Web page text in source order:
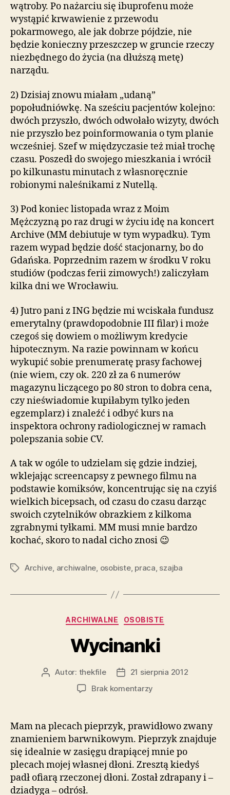
wątroby. Po nażarciu się ibuprofenu może
wystąpić krwawienie z przewodu
pokarmowego, ale jak dobrze pójdzie, nie
będzie konieczny przeszczep w gruncie rzeczy
niezbędnego do życia (na dłuższą metę)
narządu.
2) Dzisiaj znowu miałam „udaną”
popołudniówkę. Na sześciu pacjentów kolejno:
dwóch przyszło, dwóch odwołało wizyty, dwóch
nie przyszło bez poinformowania o tym planie
wcześniej. Szef w międzyczasie też miał trochę
czasu. Poszedł do swojego mieszkania i wrócił
po kilkunastu minutach z własnoręcznie
robionymi naleśnikami z Nutellą.
3) Pod koniec listopada wraz z Moim
Mężczyzną po raz drugi w życiu idę na koncert
Archive (MM debiutuje w tym wypadku). Tym
razem wypad będzie dość stacjonarny, bo do
Gdańska. Poprzednim razem w środku V roku
studiów (podczas ferii zimowych!) zaliczyłam
kilka dni we Wrocławiu.
4) Jutro pani z ING będzie mi wciskała fundusz
emerytalny (prawdopodobnie III filar) i może
czegoś się dowiem o możliwym kredycie
hipotecznym. Na razie powinnam w końcu
wykupić sobie prenumeratę prasy fachowej
(nie wiem, czy ok. 220 zł za 6 numerów
magazynu liczącego po 80 stron to dobra cena,
czy nieświadomie kupiłabym tylko jeden
egzemplarz) i znaleźć i odbyć kurs na
inspektora ochrony radiologicznej w ramach
polepszania sobie CV.
A tak w ogóle to udzielam się gdzie indziej,
wklejając screencapsy z pewnego filmu na
podstawie komiksów, koncentrując się na czyiś
wielkich bicepsach, od czasu do czasu darząc
swoich czytelników obrazkiem z kilkoma
zgrabnymi tyłkami. MM musi mnie bardzo
kochać, skoro to nadal cicho znosi 😉
TagiArchive, archiwalne, osobiste, praca, szajba
Kategorie
ARCHIWALNE OSOBISTE
Wycinanki
AutorAutor: thekfile
Data21 sierpnia 2012
Brak komentarzy
Mam na plecach pieprzyk, prawidłowo zwany
znamieniem barwnikowym. Pieprzyk znajduje
się idealnie w zasięgu drapiącej mnie po
plecach mojej własnej dłoni. Zresztą kiedyś
padł ofiarą rzeczonej dłoni. Został zdrapany i –
dziadyga – odrósł.